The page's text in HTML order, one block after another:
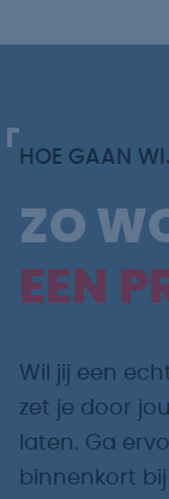
HOE GAAN
ZO
EEN
Wil jij een
zet je door
laten. Ga
binnenkort